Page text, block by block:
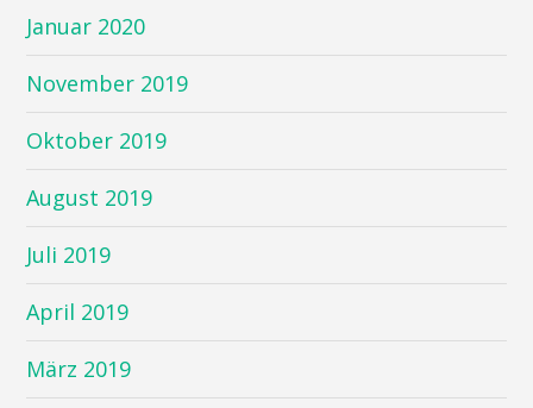
Januar 2020
November 2019
Oktober 2019
August 2019
Juli 2019
April 2019
März 2019